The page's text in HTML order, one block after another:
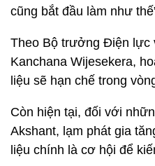
cũng bắt đầu làm như
Theo Bộ trưởng Điện lực
Kanchana Wijesekera,
liệu sẽ hạn chế trong
Còn hiện tại, đối với
Akshant, lạm phát gia
liệu chính là cơ hội để